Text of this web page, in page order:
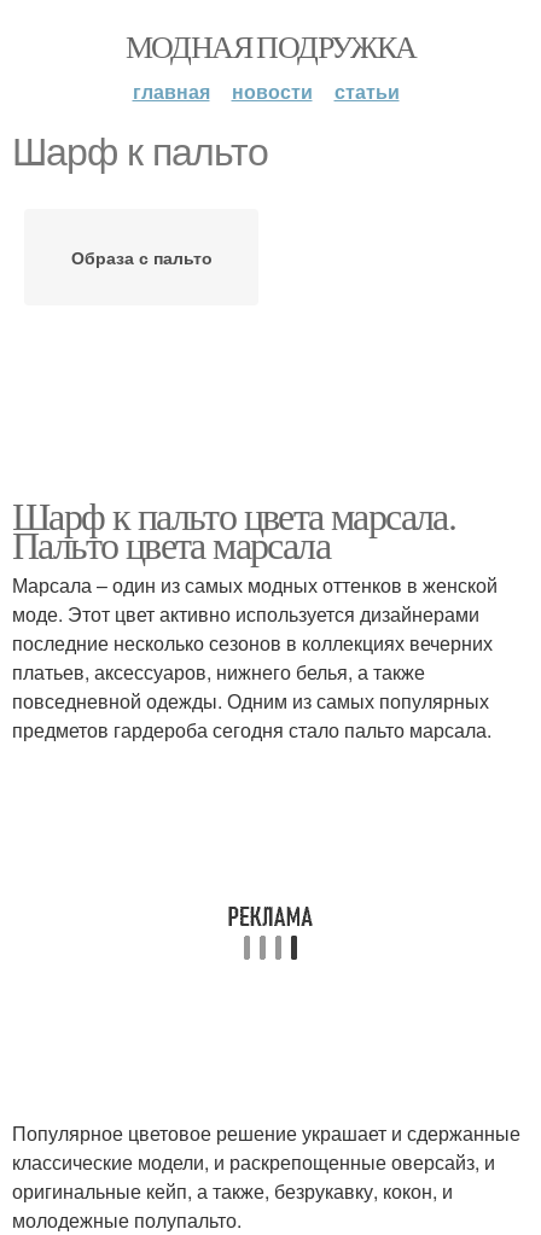
МОДНАЯ ПОДРУЖКА
главная новости статьи
Шарф к пальто
Образа с пальто
Шарф к пальто цвета марсала.
Пальто цвета марсала
Марсала – один из самых модных оттенков в женской
моде. Этот цвет активно используется дизайнерами
последние несколько сезонов в коллекциях вечерних
платьев, аксессуаров, нижнего белья, а также
повседневной одежды. Одним из самых популярных
предметов гардероба сегодня стало пальто марсала.
Популярное цветовое решение украшает и сдержанные
классические модели, и раскрепощенные оверсайз, и
оригинальные кейп, а также, безрукавку, кокон, и
молодежные полупальто.